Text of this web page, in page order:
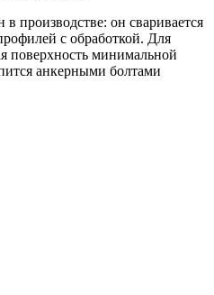
производстве: он сваривается
с обработкой. Для
поверхность минимальной
анкерными болтами